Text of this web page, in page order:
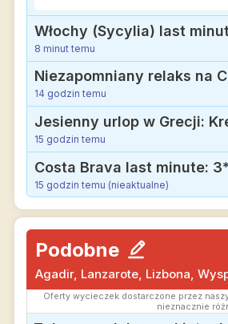
Włochy (Sycylia) last
8 minut temu
Niezapomniany relaks na
14 godzin temu
Jesienny urlop w Grecji:
15 godzin temu
Costa Brava last minute:
15 godzin temu (nieaktualne)
Podobne
Agadir, Lanzarote, Lizbona,
Oferty wycieczek dostarczone przez
nieznacznie